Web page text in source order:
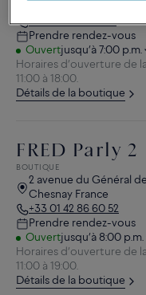
+33 4 92 99 60 60
Prendre rendez-vous
Ouvertjusqu’à 7:00 p.m.
Horaires d’ouverture de
11:00 à 18:00.
Détails de la boutique
FRED Parly 2
BOUTIQUE
2 avenue du Général
Chesnay France
+33 01 42 86 60 52
Prendre rendez-vous
Ouvertjusqu’à 8:00 p.m.
Horaires d’ouverture de
11:00 à 19:00.
Détails de la boutique